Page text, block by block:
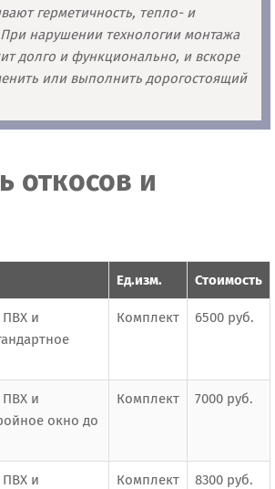
герметичность, тепло- и
нарушении технологии монтажа
долго и функционально, и вскоре
или выполнить дорогостоящий
откосов и
Ед.изм. Стоимость
ПВХ и
Комплект 6500 руб.
ПВХ и
окно до
Комплект 7000 руб.
ПВХ и
Комплект 8300 руб.